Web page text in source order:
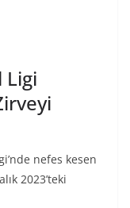
Ligi
nefes kesen
2023’teki